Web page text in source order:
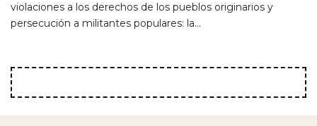
violaciones a los derechos de los pueblos originarios y
persecución a militantes populares: la…